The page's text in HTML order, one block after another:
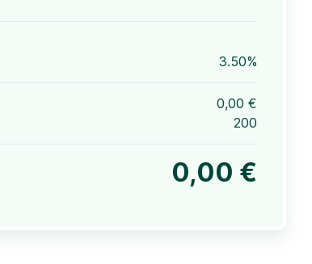
3.50%
0,00 €
200
0,00 €